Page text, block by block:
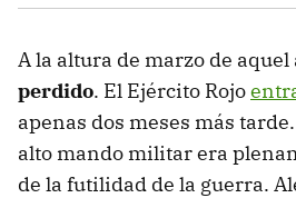
A la altura de marzo de aquel
perdido. El Ejército Rojo
apenas dos meses más
alto mando militar era
de la futilidad de la guerra.